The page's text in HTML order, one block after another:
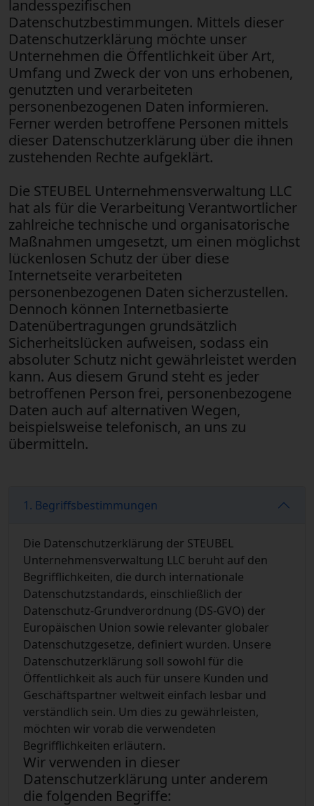
landesspezifischen
Datenschutzbestimmungen. Mittels dieser
Datenschutzerklärung möchte unser
Unternehmen die Öffentlichkeit über Art,
Umfang und Zweck der von uns erhobenen,
genutzten und verarbeiteten
personenbezogenen Daten informieren.
Ferner werden betroffene Personen mittels
dieser Datenschutzerklärung über die ihnen
zustehenden Rechte aufgeklärt.
Die STEUBEL Unternehmensverwaltung LLC
hat als für die Verarbeitung Verantwortlicher
zahlreiche technische und organisatorische
Maßnahmen umgesetzt, um einen möglichst
lückenlosen Schutz der über diese
Internetseite verarbeiteten
personenbezogenen Daten sicherzustellen.
Dennoch können Internetbasierte
Datenübertragungen grundsätzlich
Sicherheitslücken aufweisen, sodass ein
absoluter Schutz nicht gewährleistet werden
kann. Aus diesem Grund steht es jeder
betroffenen Person frei, personenbezogene
Daten auch auf alternativen Wegen,
beispielsweise telefonisch, an uns zu
übermitteln.
1. Begriffsbestimmungen
Die Datenschutzerklärung der STEUBEL
Unternehmensverwaltung LLC beruht auf den
Begrifflichkeiten, die durch internationale
Datenschutzstandards, einschließlich der
Datenschutz-Grundverordnung (DS-GVO) der
Europäischen Union sowie relevanter globaler
Datenschutzgesetze, definiert wurden. Unsere
Datenschutzerklärung soll sowohl für die
Öffentlichkeit als auch für unsere Kunden und
Geschäftspartner weltweit einfach lesbar und
verständlich sein. Um dies zu gewährleisten,
möchten wir vorab die verwendeten
Begrifflichkeiten erläutern.
Wir verwenden in dieser
Datenschutzerklärung unter anderem
die folgenden Begriffe: